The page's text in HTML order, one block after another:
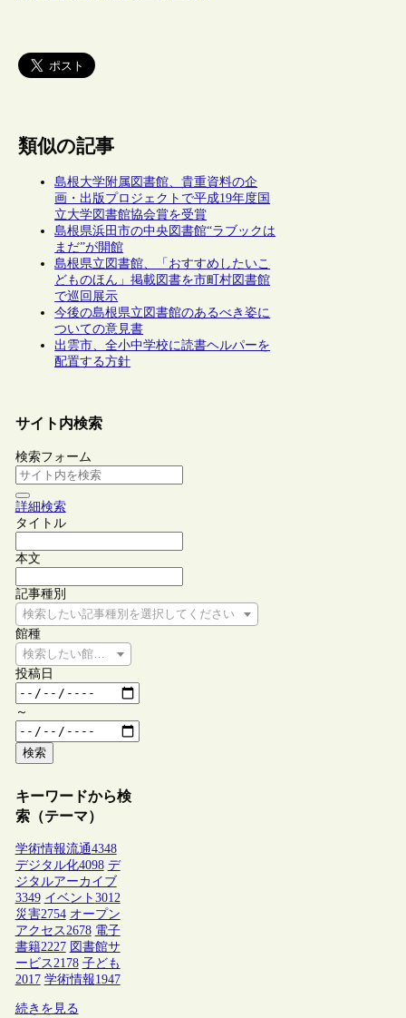
類似の記事
島根大学附属図書館、貴重資料の企
画・出版プロジェクトで平成19年度国
立大学図書館協会賞を受賞
島根県浜田市の中央図書館“ラブックは
まだ”が開館
島根県立図書館、「おすすめしたいこ
どものほん」掲載図書を市町村図書館
で巡回展示
今後の島根県立図書館のあるべき姿に
ついての意見書
出雲市、全小中学校に読書ヘルパーを
配置する方針
サイト内検索
検索フォーム
詳細検索
タイトル
本文
記事種別
検索したい記事種別を選択してください
館種
検索したい館種を選択してください
投稿日
～
検索
キーワードから検
索（テーマ）
学術情報流通4348
デジタル化4098 デ
ジタルアーカイブ
3349 イベント 3012
災害2754 オープン
アクセス2678 電子
書籍2227 図書館サ
ービス2178 子ども
2017 学術情報1947
続きを見る